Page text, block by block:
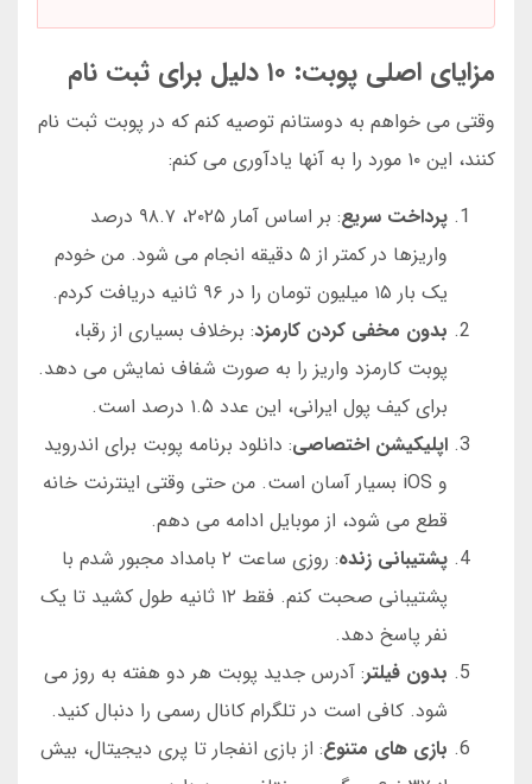
مزایای اصلی پوبت: ۱۰ دلیل برای ثبت نام
وقتی می خواهم به دوستانم توصیه کنم که در پوبت ثبت نام
کنند، این ۱۰ مورد را به آنها یادآوری می کنم:
پرداخت سریع
: بر اساس آمار ۲۰۲۵، ۹۸.۷ درصد
واریزها در کمتر از ۵ دقیقه انجام می شود. من خودم
یک بار ۱۵ میلیون تومان را در ۹۶ ثانیه دریافت کردم.
بدون مخفی کردن کارمزد: برخلاف بسیاری از رقبا،
پوبت کارمزد واریز را به صورت شفاف نمایش می دهد.
برای کیف پول ایرانی، این عدد ۱.۵ درصد است.
اپلیکیشن اختصاصی: دانلود برنامه پوبت برای اندروید
و iOS بسیار آسان است. من حتی وقتی اینترنت خانه
قطع می شود، از موبایل ادامه می دهم.
پشتیبانی زنده
: روزی ساعت ۲ بامداد مجبور شدم با
پشتیبانی صحبت کنم. فقط ۱۲ ثانیه طول کشید تا یک
نفر پاسخ دهد.
بدون فیلتر: آدرس جدید پوبت هر دو هفته به روز می
شود. کافی است در تلگرام کانال رسمی را دنبال کنید.
بازی های متنوع: از بازی انفجار تا پری دیجیتال، بیش